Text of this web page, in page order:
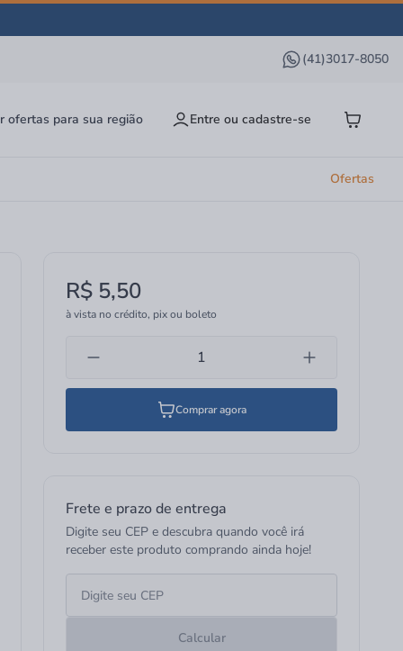
(41)3017-8050
ofertas para sua região Entre ou cadastre-se
Ofertas
R$ 5,50
à vista no crédito, pix ou boleto
Comprar agora
Frete e prazo de entrega
Digite seu CEP e descubra quando você irá
receber este produto comprando ainda hoje!
Calcular